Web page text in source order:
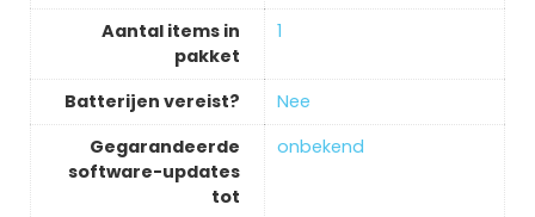
Aantal items in
pakket
‎1
Batterijen vereist?
‎Nee
Gegarandeerde
software-updates
tot
‎onbekend